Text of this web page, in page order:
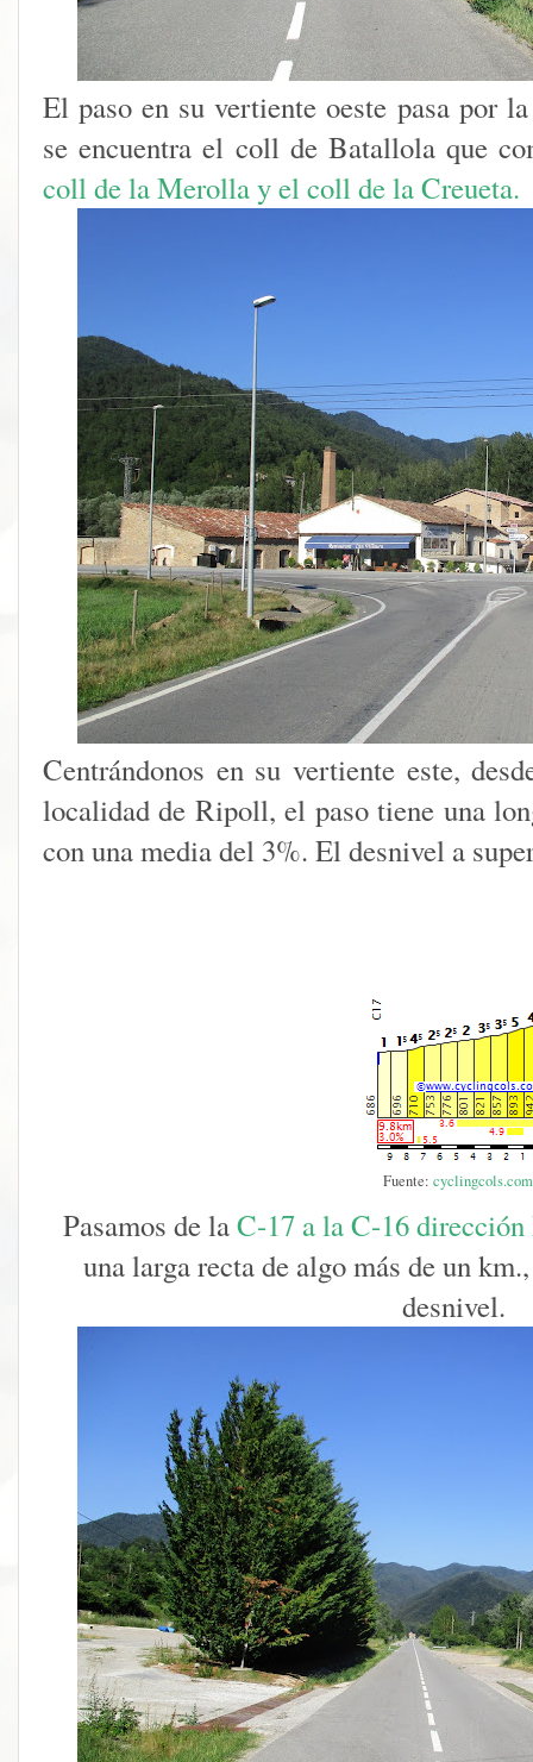
El paso en su vertiente oeste pasa por
se encuentra el coll de Batallola que
coll de la Merolla y el coll de la Creueta.
Centrándonos en su vertiente este,
localidad de Ripoll, el paso tiene una
con una media del 3%. El desnivel a
Fuente: cyclingcols.com
Pasamos de laC-17 a la C-16 dirección
una larga recta de algo más de un
desnivel.